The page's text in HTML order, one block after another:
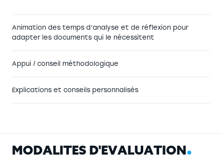
Animation des temps d’analyse et de réflexion pour
adapter les documents qui le nécessitent
Appui / conseil méthodologique
Explications et conseils personnalisés
MODALITÉS D'ÉVALUATION
documentaire utilisé en production;
La gestion des coûts : Amélioration et suivi
du budget d’achat en denrées alimentaires.
avec Monsieur MARTEL, Directeur de
Tecnorest.
équipes sur le PMS, l’économat et
l’installation de notre nouvelle cuisine.